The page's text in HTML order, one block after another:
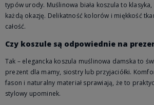
typów urody. Muślinowa biała koszula to
każdą okazję. Delikatność kolorów i miękkość
całość.
Czy koszule są odpowiednie na
Tak – elegancka koszula muślinowa damska to
prezent dla mamy, siostry lub przyjaciółki.
fason i naturalny materiał sprawiają, że to
stylowy upominek.